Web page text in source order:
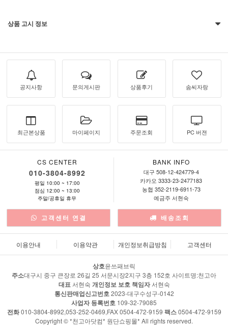
상품 고시 정보
공지사항 문의게시판 상품후기 솜씨자랑
최근본상품 마이페이지 주문조회 PC 버젼
CS CENTER
010-3804-8992
평일 10:00 ~ 17:00
점심 12:00 ~ 13:00
주말/공휴일 휴무
BANK INFO
대구 508-12-424779-4
카카오 3333-23-2477183
농협 352-2119-6911-73
예금주 서현숙
고객센터 연결 배송조회
이용안내 이용약관 개인정보취급방침 고객센터
상호윤쓰패브릭
주소대구시 중구 큰장로 26길 25 서문시장2지구 3층 152호 사이트명:천고아
대표 서현숙 개인정보 보호 책임자서현숙
통신판매업신고번호 2023-대구수성구-0142
사업자 등록번호 109-32-79085
전화010-3804-8992,053-252-0469,FAX 0504-472-9159 팩스0504-472-9159
Copyright © *천고아닷컴* 원단쇼핑몰* All rights reserved.